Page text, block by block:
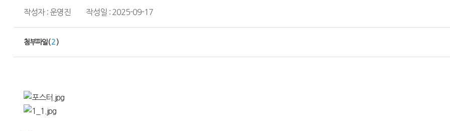
작성자 : 운영진 작성일 : 2025-09-17
첨부파일( 2 )